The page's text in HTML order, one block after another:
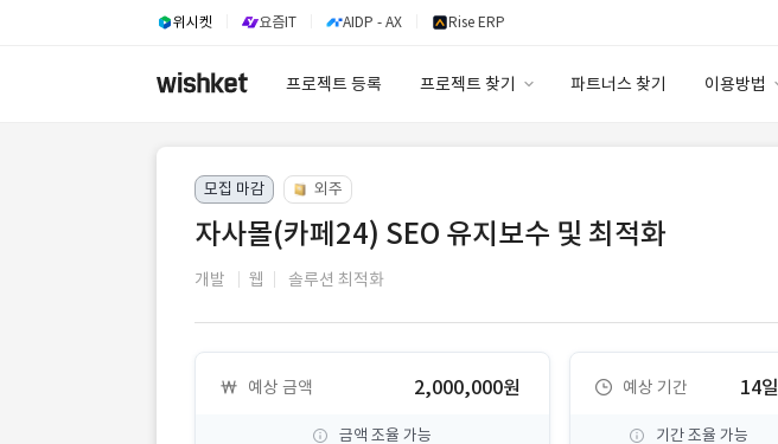
위시켓 요즘IT AIDP - AX Rise ERP
프로젝트 등록 프로젝트 찾기 파트너스 찾기 이용방법
모집 마감 외주
자사몰(카페24) SEO 유지보수 및 최적화
개발 웹 솔루션 최적화
예상 금액 2,000,000원
금액 조율 가능
예상 기간 14일
기간 조율 가능